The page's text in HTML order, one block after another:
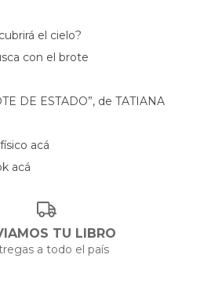
el cielo?
con el brote
DE ESTADO”, de TATIANA
acá
acá
TU LIBRO
a todo el país